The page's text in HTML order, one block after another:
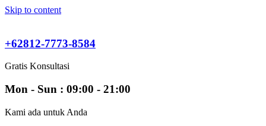
Skip to content
+62812-7773-8584
Gratis Konsultasi
Mon - Sun : 09:00 - 21:00
Kami ada untuk Anda